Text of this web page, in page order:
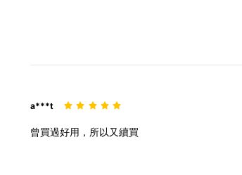
a***t
曾買過好用，所以又續買